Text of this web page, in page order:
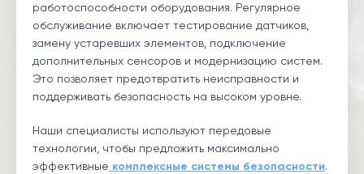
работоспособности оборудования. Регулярное
обслуживание включает тестирование датчиков,
замену устаревших элементов, подключение
дополнительных сенсоров и модернизацию систем.
Это позволяет предотвратить неисправности и
поддерживать безопасность на высоком уровне.
Наши специалисты используют передовые
технологии, чтобы предложить максимально
эффективные комплексные системы безопасности.